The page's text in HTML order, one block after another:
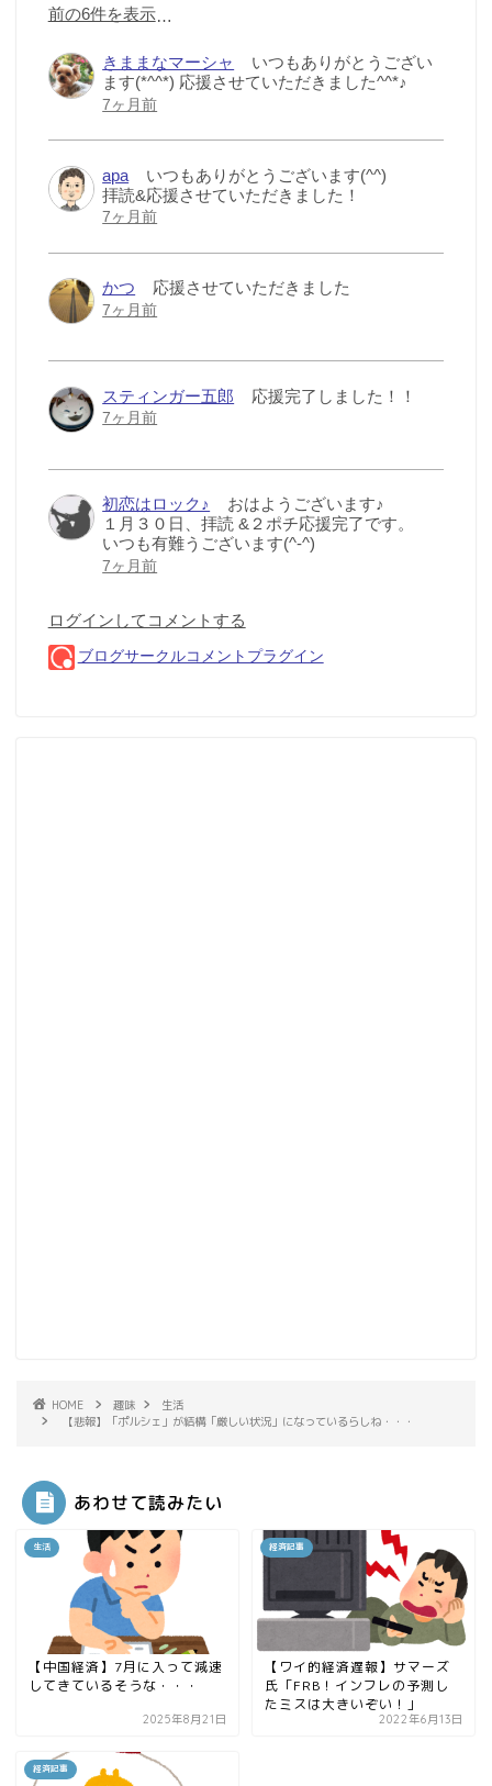
HOME 趣味
生活
【悲報】「ポルシェ」が結構「厳しい状況」になっているらしね・・・
あわせて読みたい
生活
【中国経済】7月に入って減速
してきているそうな・・・
2025年8月21日
経済記事
【ワイ的経済遅報】サマーズ
氏「FRB！インフレの予測し
たミスは大きいぞい！」
2022年6月13日
経済記事